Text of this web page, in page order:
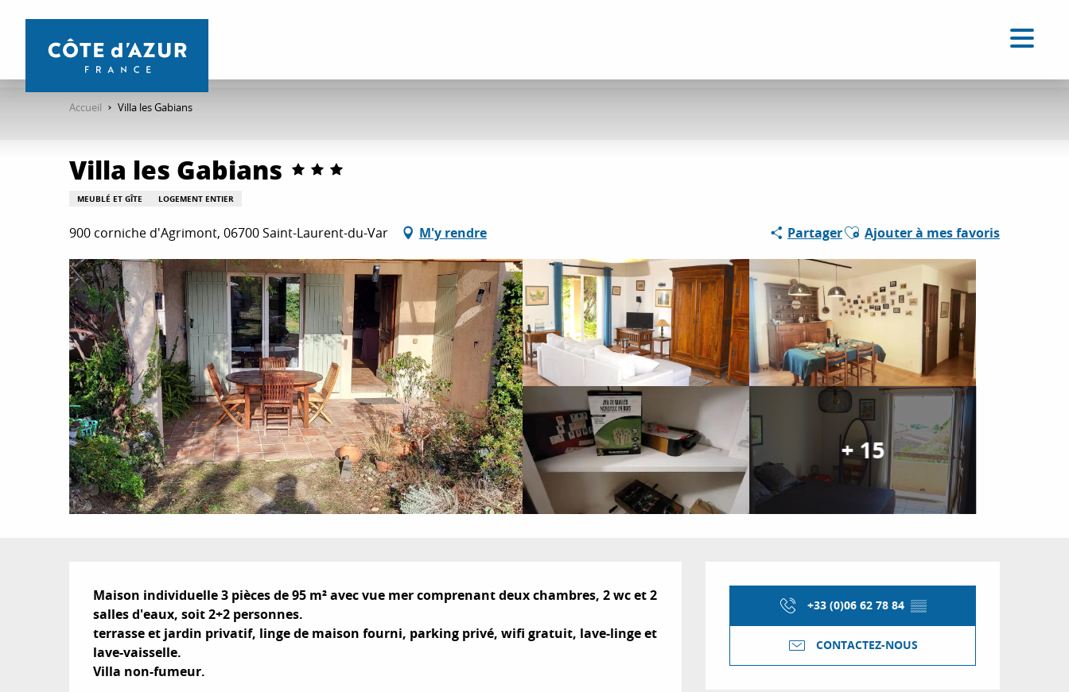
contenu
Accueil Villa les Gabians
Villa les Gabians
MEUBLÉ ET GÎTE LOGEMENT ENTIER
900 corniche d'Agrimont, 06700 Saint-Laurent-du-Var M'y rendre PartagerAjouter aux favoris
Ajouter à mes favoris
+ 15
Ouverture et
+33 (0)06 62 78 84 ▒▒
CONTACTEZ-NOUS
Description
Maison individuelle 3 pièces de 95 m² avec vue mer comprenant deux chambres, 2 wc et 2
salles d'eaux, soit 2+2 personnes.
terrasse et jardin privatif, linge de maison fourni, parking privé, wifi gratuit, lave-linge et
lave-vaisselle.
Villa non-fumeur.